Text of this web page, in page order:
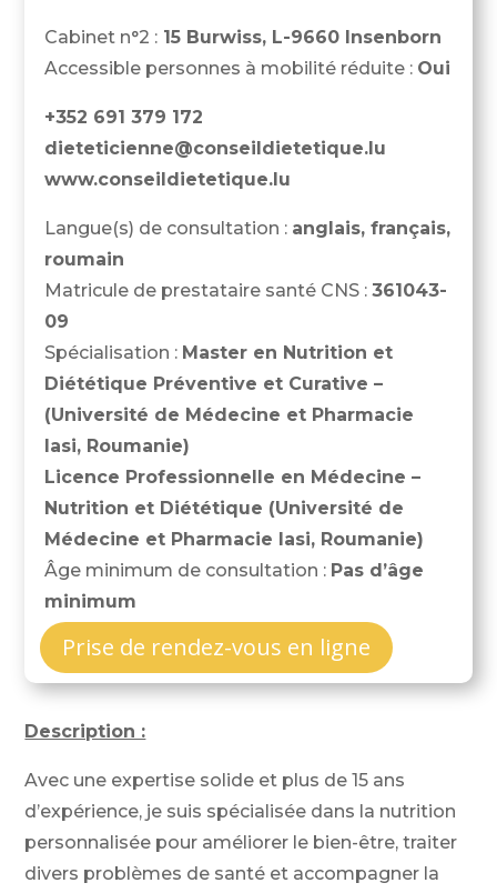
Cabinet n°2 : 15 Burwiss, L-9660 Insenborn
Accessible personnes à mobilité réduite : Oui
+352 691 379 172
dieteticienne@conseildietetique.lu
www.conseildietetique.lu
Langue(s) de consultation : anglais, français,
roumain
Matricule de prestataire santé CNS :361043-
09
Spécialisation : Master en Nutrition et
Diététique Préventive et Curative –
(Université de Médecine et Pharmacie
Iasi, Roumanie)
Licence Professionnelle en Médecine –
Nutrition et Diététique (Université de
Médecine et Pharmacie Iasi, Roumanie)
Âge minimum de consultation : Pas d’âge
minimum
Prise de rendez-vous en ligne
Description :
Avec une expertise solide et plus de 15 ans
d’expérience, je suis spécialisée dans la nutrition
personnalisée pour améliorer le bien-être, traiter
divers problèmes de santé et accompagner la